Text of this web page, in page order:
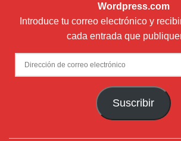
Wordpress.com
Introduce tu correo electrónico y
cada entrada que
Dirección
de
Suscribir